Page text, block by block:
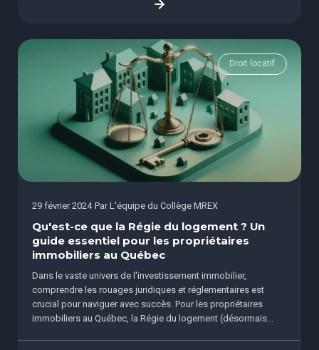
Droit locatif
29 février 2024 Par L'équipe du Collège MREX
Qu'est-ce que la Régie du logement ? Un
guide essentiel pour les propriétaires
immobiliers au Québec
Dans le vaste univers de l'investissement immobilier,
comprendre les rouages juridiques et réglementaires est
crucial pour naviguer avec succès. Pour les propriétaires
immobiliers au Québec, la Régie du logement (désormais...